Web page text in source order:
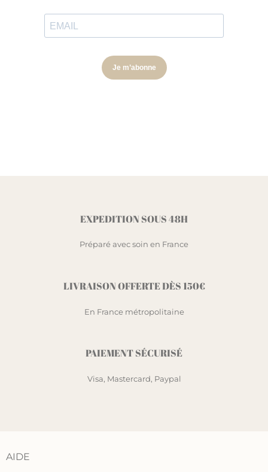
EXPEDITION SOUS 48H
Préparé avec soin en France
LIVRAISON OFFERTE DÈS 150€
En France métropolitaine
PAIEMENT SÉCURISÉ
Visa, Mastercard, Paypal
AIDE